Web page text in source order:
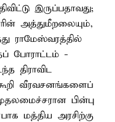
இருப்பதாவது;
அத்துமீறலையும்,
ராமேஸ்வரத்தில்
போராட்டம் -
திராவிட
வீரவசனங்களைப்
பின்பு
மத்திய அரசிற்கு